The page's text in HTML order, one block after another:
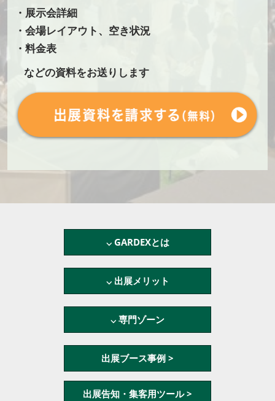
・展示会詳細
・会場レイアウト、空き状況
・料金表
などの資料をお送りします
⌵ GARDEXとは
⌵ 出展メリット
⌵ 専門ゾーン
出展ブース事例 >
出展告知・集客用ツール >